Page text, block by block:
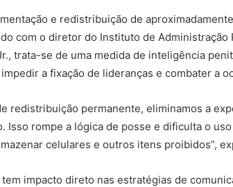
e redistribuição de
com o diretor do Instituto de Administração
trata-se de uma medida de inteligência
a fixação de lideranças e combater a
redistribuição permanente, eliminamos a
Isso rompe a lógica de posse e dificulta o
celulares e outros itens proibidos”,
impacto direto nas estratégias de